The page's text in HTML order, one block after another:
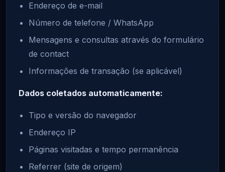
Endereço de e-mail
Número de telefone / WhatsApp
Mensagens e consultas através do formulário
de contact
Informações de transação (se aplicável)
Dados coletados automaticamente:
Tipo e versão do navegador
Endereço IP
Páginas visitadas e tempo permanência
Referrer (site de origem)